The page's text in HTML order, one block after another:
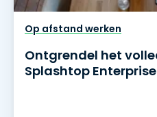
Op afstand werken
Ontgrendel het
Splashtop Enterprise